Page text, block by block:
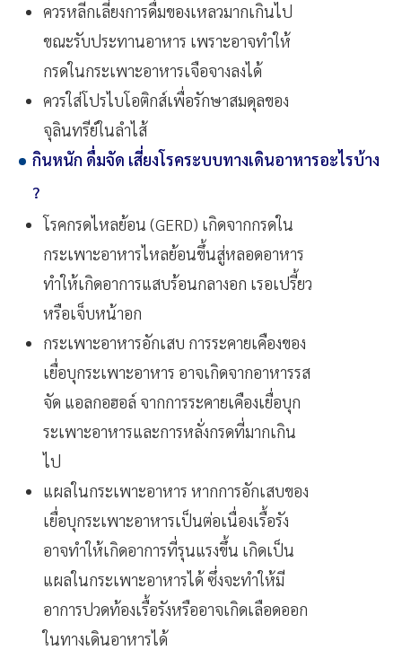
ควรหลีกเลี่ยงการดื่มของเหลวมากเกินไป
ขณะรับประทานอาหาร เพราะอาจทำให้
กรดในกระเพาะอาหารเจือจางลงได้
ควรใส่โปรไบโอติกส์เพื่อรักษาสมดุลของ
จุลินทรีย์ในลำไส้
กินหนัก ดื่มจัด เสี่ยงโรคระบบทางเดินอาหารอะไรบ้าง
?
โรคกรดไหลย้อน (GERD) เกิดจากกรดใน
กระเพาะอาหารไหลย้อนขึ้นสู่หลอดอาหาร
ทำให้เกิดอาการแสบร้อนกลางอก เรอเปรี้ยว
หรือเจ็บหน้าอก
กระเพาะอาหารอักเสบ การระคายเคืองของ
เยื่อบุกระเพาะอาหาร อาจเกิดจากอาหารรส
จัด แอลกอฮอล์ จากการระคายเคืองเยื่อบุก
ระเพาะอาหารและการหลั่งกรดที่มากเกิน
ไป
แผลในกระเพาะอาหาร หากการอักเสบของ
เยื่อบุกระเพาะอาหารเป็นต่อเนื่องเรื้อรัง
อาจทำให้เกิดอาการที่รุนแรงขึ้น เกิดเป็น
แผลในกระเพาะอาหารได้ ซึ่งจะทำให้มี
อาการปวดท้องเรื้อรังหรืออาจเกิดเลือดออก
ในทางเดินอาหารได้